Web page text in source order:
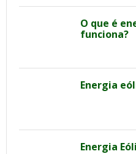
O que é
funciona?
Energia
Energia